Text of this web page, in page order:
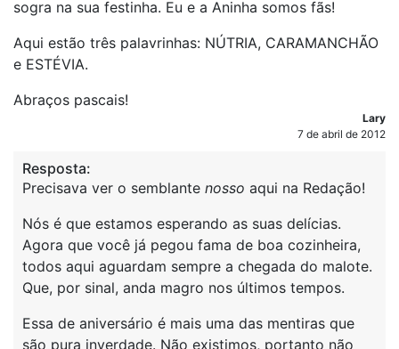
sogra na sua festinha. Eu e a Aninha somos fãs!
Aqui estão três palavrinhas: NÚTRIA, CARAMANCHÃO
e ESTÉVIA.
Abraços pascais!
Lary
7 de abril de 2012
Resposta:
Precisava ver o semblante nosso aqui na Redação!
Nós é que estamos esperando as suas delícias.
Agora que você já pegou fama de boa cozinheira,
todos aqui aguardam sempre a chegada do malote.
Que, por sinal, anda magro nos últimos tempos.
Essa de aniversário é mais uma das mentiras que
são pura inverdade. Não existimos, portanto não